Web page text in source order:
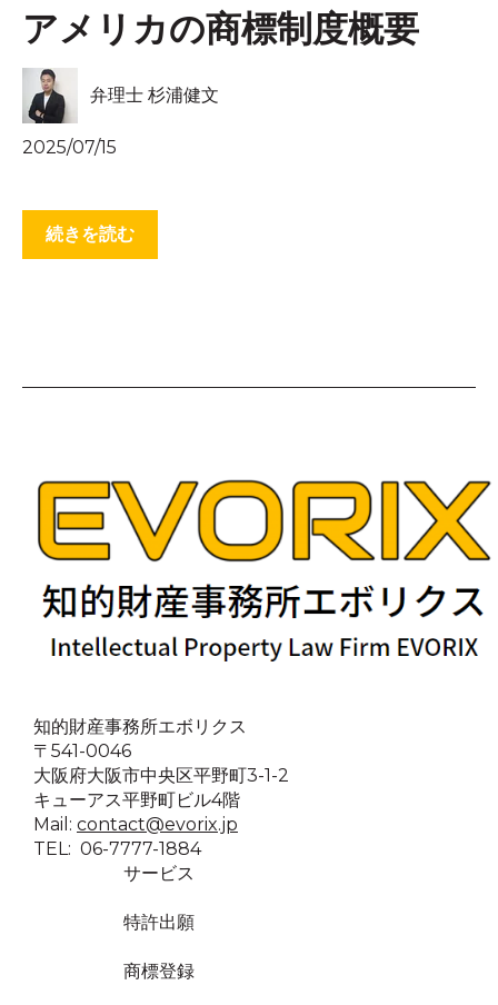
アメリカの商標制度概要
弁理士 杉浦健文
2025/07/15
続きを読む
知的財産事務所エボリクス
〒541-0046
大阪府大阪市中央区平野町3-1-2
キューアス平野町ビル4階
Mail: contact@evorix.jp
TEL: 06-7777-1884
サービス
特許出願
商標登録